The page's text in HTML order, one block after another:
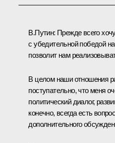
В.Путин: Прежде всего
с убедительной победой
позволит нам
В целом наши отношения
поступательно, что меня
политический диалог,
конечно, всегда есть
дополнительного